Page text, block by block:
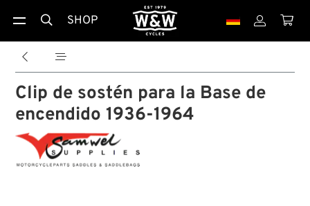
 SHOP  
 
Clip de sostén para la Base de
encendido 1936-1964